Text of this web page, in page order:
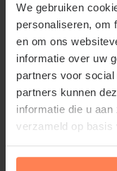
We gebruiken
personaliseren, om
en om ons
informatie over uw
partners voor
partners kunnen
informatie die u
verzameld op basis
verliest in de
vorstbestendig.
Standplaats
Hardy'